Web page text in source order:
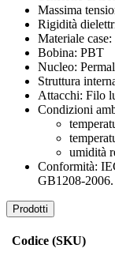
Massima
Rigidità
Materiale
Bobina: PBT
Nucleo:
Struttura
Attacchi: Filo
Condizioni
umidità
Conformità:
GB1208-2006.
Prodotti
Codice (SKU)